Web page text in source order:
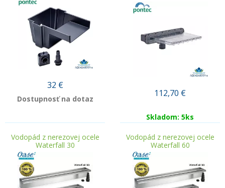
32 €
Dostupnosť na dotaz
112,70 €
Skladom: 5ks
Vodopád z nerezovej ocele
Waterfall 30
Vodopád z nerezovej ocele
Waterfall 60